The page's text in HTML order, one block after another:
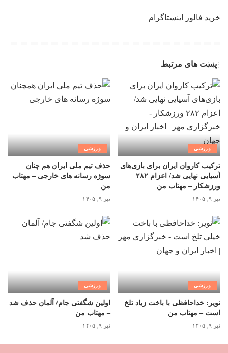
خرید فالور اینستاگرام
پست های مرتبط
ورزشی
ترکیب کاروان ایران برای بازی‌های
آسیایی نهایی شد/ اعزام ۲۸۲
ورزشکار – مهتاب من
تیر ۹, ۱۴۰۵
ورزشی
حذف تیم ملی ایران هم چنان
سوژه رسانه های خارجی – مهتاب
من
تیر ۹, ۱۴۰۵
ورزشی
نویر: خداحافظی با باخت زیاد تلخ
است – مهتاب من
تیر ۹, ۱۴۰۵
ورزشی
اولین شگفتی جام/ آلمان حذف شد
– مهتاب من
تیر ۹, ۱۴۰۵